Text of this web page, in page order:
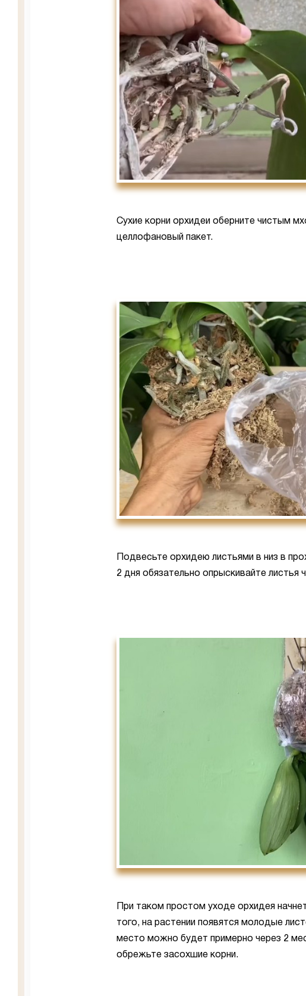
Сухие корни орхидеи оберните чистым
целлофановый пакет.
Подвесьте орхидею листьями в низ в
2 дня обязательно опрыскивайте листья
При таком простом уходе орхидея
того, на растении появятся молодые
место можно будет примерно через 2
обрежьте засохшие корни.